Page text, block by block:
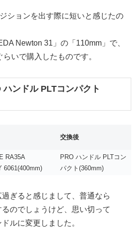
ションを出す際に短いと感じたの
Newton 31」の「110mm」で、
いで購入したものです。
ンドル PLTコンパクト
交換後
RA35A
6061(400mm)
PRO ハンドル PLTコン
パクト(360mm)
ぎると感じまして、普通なら
のでしょうけど、思い切って
ルに変更しました。